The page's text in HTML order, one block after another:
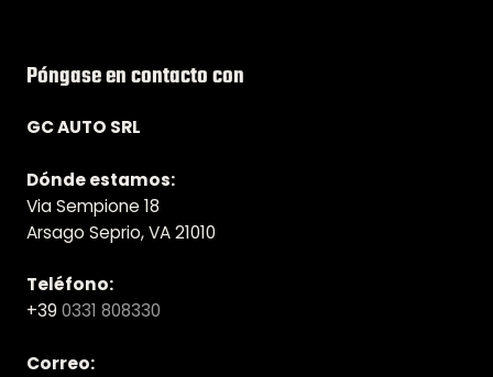
Póngase en contacto con
GC AUTO SRL
Dónde estamos:
Via Sempione 18
Arsago Seprio, VA 21010
Teléfono:
+39 0331 808330
Correo: